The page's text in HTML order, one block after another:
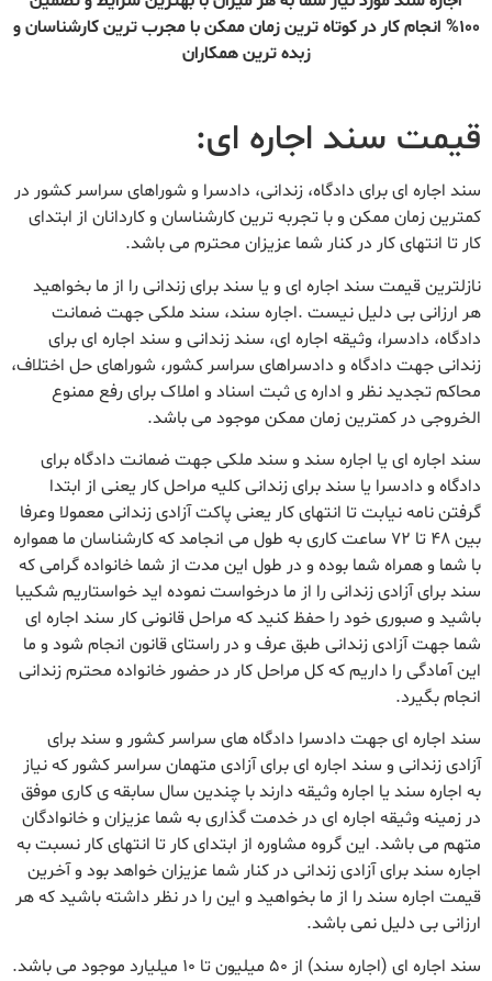
100% انجام کار در کوتاه ترین زمان ممکن با مجرب ترین کارشناسان و
زبده ترین همکاران
قیمت سند اجاره ای:
سند اجاره ای برای دادگاه، زندانی، دادسرا و شوراهای سراسر کشور در
کمترین زمان ممکن و با تجربه ترین کارشناسان و کاردانان از ابتدای
کار تا انتهای کار در کنار شما عزیزان محترم می باشد.
نازلترین قیمت سند اجاره ای و یا سند برای زندانی را از ما بخواهید
هر ارزانی بی دلیل نیست .اجاره سند، سند ملکی جهت ضمانت
دادگاه، دادسرا، وثیقه اجاره ای، سند زندانی و سند اجاره ای برای
زندانی جهت دادگاه و دادسراهای سراسر کشور، شوراهای حل اختلاف،
محاکم تجدید نظر و اداره ی ثبت اسناد و املاک برای رفع ممنوع
الخروجی در کمترین زمان ممکن موجود می باشد.
سند اجاره ای یا اجاره سند و سند ملکی جهت ضمانت دادگاه برای
دادگاه و دادسرا یا سند برای زندانی کلیه مراحل کار یعنی از ابتدا
گرفتن نامه نیابت تا انتهای کار یعنی پاکت آزادی زندانی معمولا وعرفا
بین 48 تا 72 ساعت کاری به طول می انجامد که کارشناسان ما همواره
با شما و همراه شما بوده و در طول این مدت از شما خانواده گرامی که
سند برای آزادی زندانی را از ما درخواست نموده اید خواستاریم شکیبا
باشید و صبوری خود را حفظ کنید که مراحل قانونی کار سند اجاره ای
شما جهت آزادی زندانی طبق عرف و در راستای قانون انجام شود و ما
این آمادگی را داریم که کل مراحل کار در حضور خانواده محترم زندانی
انجام بگیرد.
سند اجاره ای جهت دادسرا دادگاه های سراسر کشور و سند برای
آزادی زندانی و سند اجاره ای برای آزادی متهمان سراسر کشور که نیاز
به اجاره سند یا اجاره وثیقه دارند با چندین سال سابقه ی کاری موفق
در زمینه وثیقه اجاره ای در خدمت گذاری به شما عزیزان و خانوادگان
متهم می باشد. این گروه مشاوره از ابتدای کار تا انتهای کار نسبت به
اجاره سند برای آزادی زندانی در کنار شما عزیزان خواهد بود و آخرین
قیمت اجاره سند را از ما بخواهید و این را در نظر داشته باشید که هر
ارزانی بی دلیل نمی‌ باشد.
سند اجاره ای (اجاره سند) از 50 میلیون تا 10 میلیارد موجود می باشد.